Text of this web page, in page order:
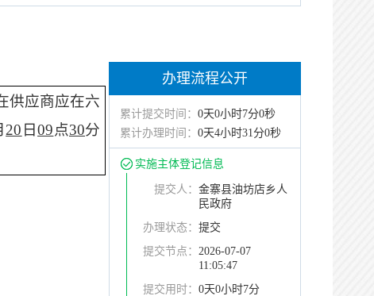
供应商应在六
20 日09点30分
办理流程公开
累计提交时间： 0天0小时7分0秒
累计办理时间： 0天4小时31分0秒
实施主体登记信息
提交人： 金寨县油坊店乡人
民政府
办理状态： 提交
提交节点： 2026-07-07
11:05:47
提交用时： 0天0小时7分